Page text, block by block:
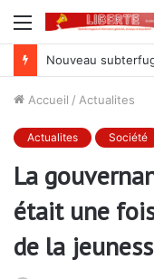
Menu
Accueil / Actualites
Actualites Société
La
était une
de la